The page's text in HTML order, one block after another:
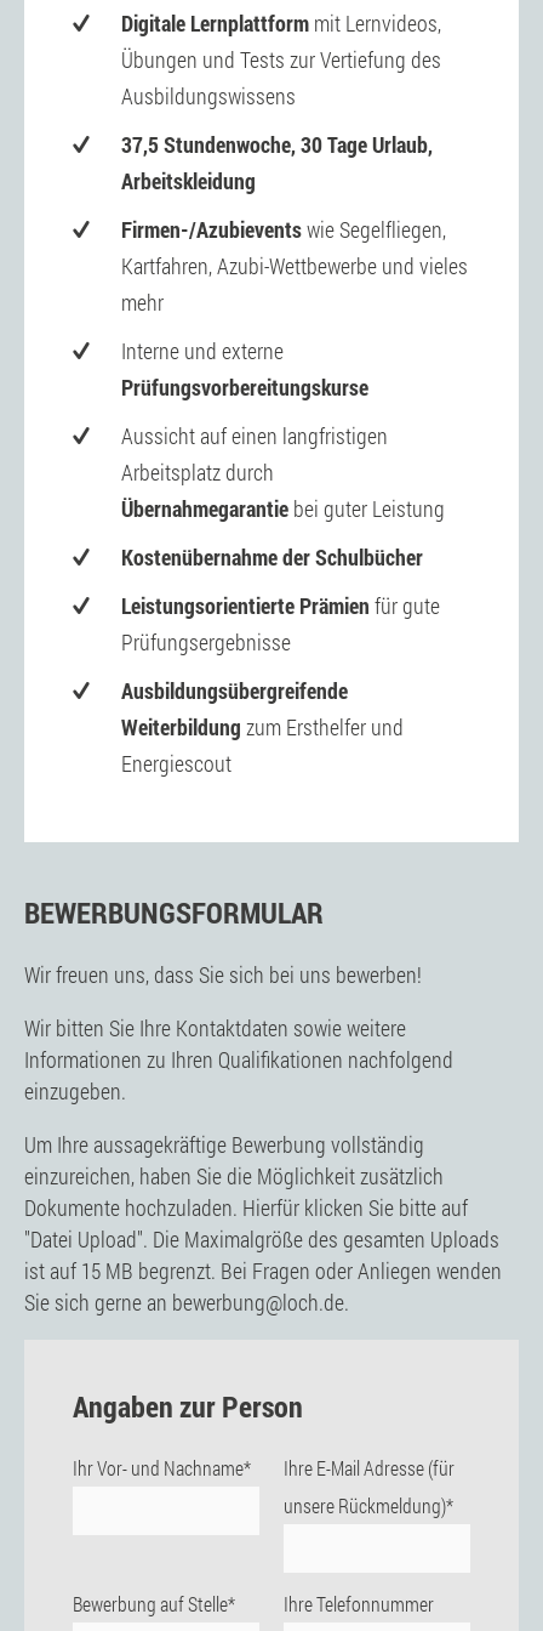
Jetzt bewerben
Ausbildungsvergütung:
1. Ausbildungsjahr 1.109 €
2. Ausbildungsjahr 1.167 €
4. Ausbildungsjahr 1.287 €
Ausbildungsdauer: 2 Jahre
Ausbildungsvergütung:
1. Ausbildungsjahr 1.109 €
2. Ausbildungsjahr 1.167 €
Jetzt bewerben
Digitale Lernplattform mit Lernvideos,
Übungen und Tests zur Vertiefung des
Ausbildungswissens
37,5 Stundenwoche, 30 Tage Urlaub,
Arbeitskleidung
Firmen-/Azubieventswie Segelfliegen,
Kartfahren, Azubi-Wettbewerbe und vieles
mehr
Interne und externe
Prüfungsvorbereitungskurse
Aussicht auf einen langfristigen
Arbeitsplatz durch
Übernahmegarantie bei guter Leistung
Kostenübernahme der Schulbücher
Leistungsorientierte Prämien für gute
Prüfungsergebnisse
Ausbildungsübergreifende
Weiterbildung zum Ersthelfer und
Energiescout
BEWERBUNGSFORMULAR
Wir freuen uns, dass Sie sich bei uns bewerben!
Wir bitten Sie Ihre Kontaktdaten sowie weitere
Informationen zu Ihren Qualifikationen nachfolgend
einzugeben.
Um Ihre aussagekräftige Bewerbung vollständig
einzureichen, haben Sie die Möglichkeit zusätzlich
Dokumente hochzuladen. Hierfür klicken Sie bitte auf
"Datei Upload". Die Maximalgröße des gesamten Uploads
ist auf 15 MB begrenzt. Bei Fragen oder Anliegen wenden
Sie sich gerne an bewerbung@loch.de.
Angaben zur Person
Ihr Vor- und Nachname*
Ihre E-Mail Adresse (für
unsere Rückmeldung)*
Bewerbung auf Stelle* Ihre Telefonnummer